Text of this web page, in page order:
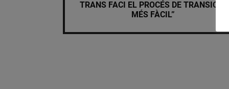
TRANS FACI EL PROCÉS DE TRANSICIÓ
MÉS FÀCIL”